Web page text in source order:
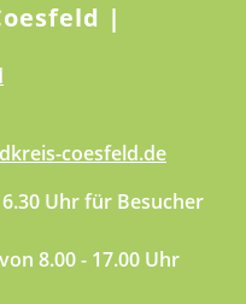
|
coesfeld.de
Uhr für Besucher
8.00 - 17.00 Uhr